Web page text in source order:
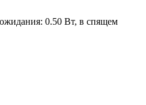
0.50 Вт, в спящем